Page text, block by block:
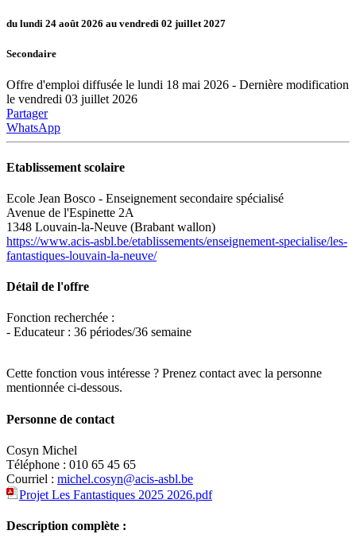
du lundi 24 août 2026 au vendredi 02 juillet 2027
Secondaire
Offre d'emploi diffusée le lundi 18 mai 2026 - Dernière modification
le vendredi 03 juillet 2026
Partager
WhatsApp
Etablissement scolaire
Ecole Jean Bosco - Enseignement secondaire spécialisé
Avenue de l'Espinette 2A
1348 Louvain-la-Neuve (Brabant wallon)
https://www.acis-asbl.be/etablissements/enseignement-specialise/les-
fantastiques-louvain-la-neuve/
Détail de l'offre
Fonction recherchée :
- Educateur : 36 périodes/36 semaine
Cette fonction vous intéresse ? Prenez contact avec la personne
mentionnée ci-dessous.
Personne de contact
Cosyn Michel
Téléphone : 010 65 45 65
Courriel : michel.cosyn@acis-asbl.be
Projet Les Fantastiques 2025 2026.pdf
Description complète :